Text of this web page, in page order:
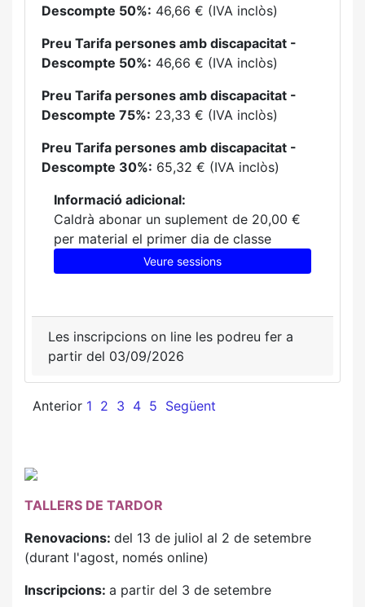
Descompte 50%: 46,66 € (IVA inclòs)
Preu Tarifa persones amb discapacitat -
Descompte 50%: 46,66 € (IVA inclòs)
Preu Tarifa persones amb discapacitat -
Descompte 75%: 23,33 € (IVA inclòs)
Preu Tarifa persones amb discapacitat -
Descompte 30%: 65,32 € (IVA inclòs)
Informació adicional:
Caldrà abonar un suplement de 20,00 €
per material el primer dia de classe
Veure sessions
Les inscripcions on line les podreu fer a
partir del 03/09/2026
Anterior 1 2 3 4 5 Següent
TALLERS DE TARDOR
Renovacions: del 13 de juliol al 2 de setembre
(durant l'agost, només online)
Inscripcions: a partir del 3 de setembre